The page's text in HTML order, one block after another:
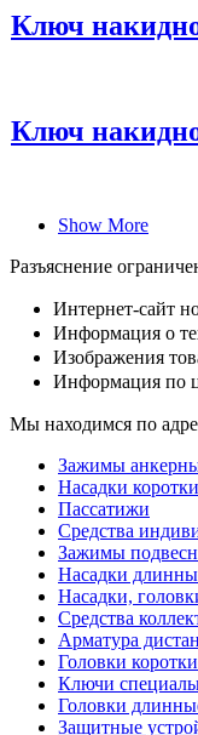
Ключ
Ключ
Show More
Разъяснение
Интернет-сайт
Информация о
Изображения
Информация по
Мы находимся по
Зажимы
Насадки
Пассатижи
Средства
Зажимы
Насадки
Насадки,
Средства
Арматура
Головки
Ключи
Головки
Защитные